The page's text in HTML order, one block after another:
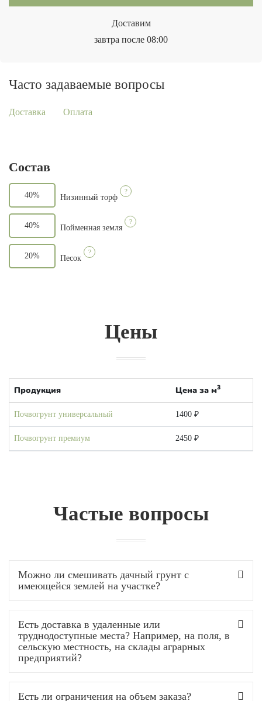
Состав
40% Низинный торф
?
40% Пойменная земля
?
20% Песок
?
Доставим
завтра после 08:00
Часто задаваемые вопросы
Доставка Оплата
Цены
Продукция Цена за м3
Почвогрунт универсальный 1400 ₽
Почвогрунт премиум 2450 ₽
Частые вопросы
Можно ли смешивать дачный грунт с
имеющейся землей на участке?
Есть доставка в удаленные или
труднодоступные места? Например, на поля, в
сельскую местность, на склады аграрных
предприятий?
Есть ли ограничения на объем заказа?